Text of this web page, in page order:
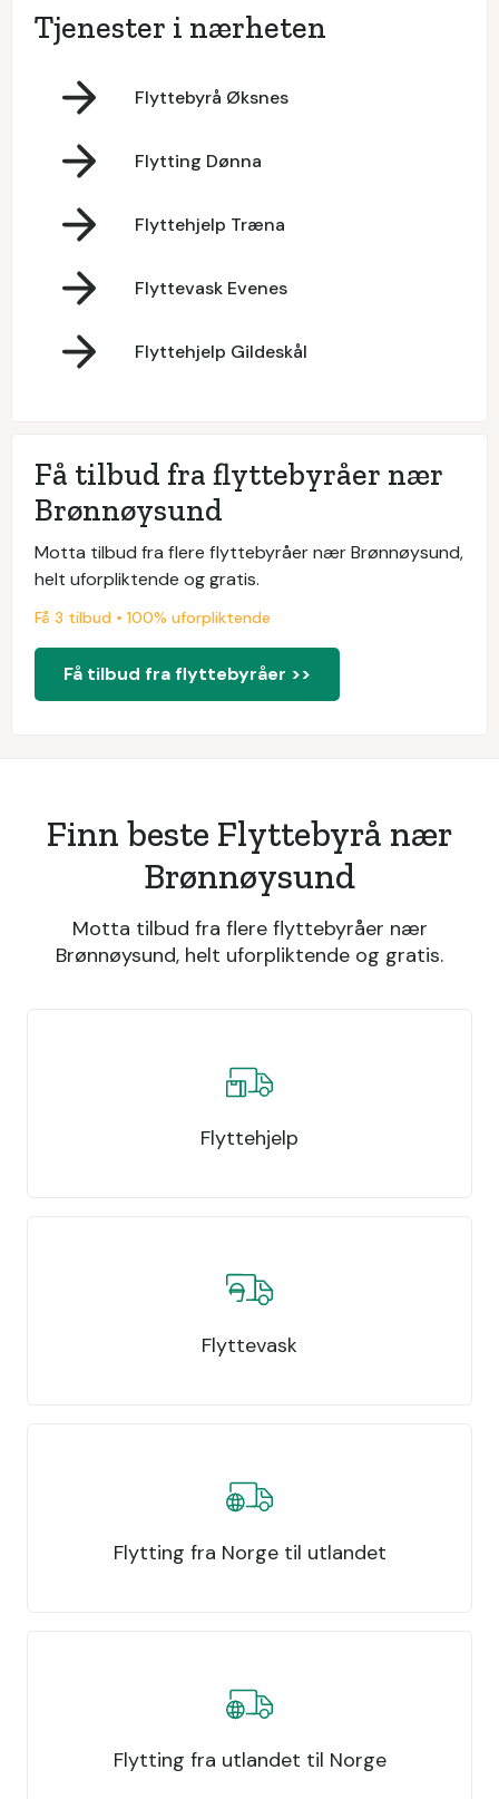
Tjenester i nærheten
Flyttebyrå Øksnes
Flytting Dønna
Flyttehjelp Træna
Flyttevask Evenes
Flyttehjelp Gildeskål
Få tilbud fra flyttebyråer nær
Brønnøysund
Motta tilbud fra flere flyttebyråer nær Brønnøysund,
helt uforpliktende og gratis.
Få 3 tilbud • 100% uforpliktende
Få tilbud fra flyttebyråer >>
Finn beste Flyttebyrå nær
Brønnøysund
Motta tilbud fra flere flyttebyråer nær
Brønnøysund, helt uforpliktende og gratis.
Flyttehjelp
Flyttevask
Flytting fra Norge til utlandet
Flytting fra utlandet til Norge